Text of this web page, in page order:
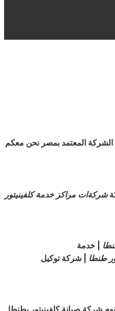
الشركة المعتمد بمصر نحن معكم
شركةات مراكز خدمة كلفينيتور
| خدمة
طنطا
| شركة توكيل
شركة صيانة كلفينيتور بطنطا